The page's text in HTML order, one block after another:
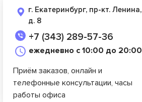
г. Екатеринбург, пр-кт. Ленина,
д. 8
+7 (343) 289-57-36
ежедневно с 10:00 до 20:00
Приём заказов, онлайн и
телефонные консультации, часы
работы офиса